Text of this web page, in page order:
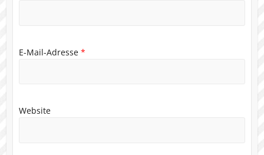
E-Mail-Adresse *
Website